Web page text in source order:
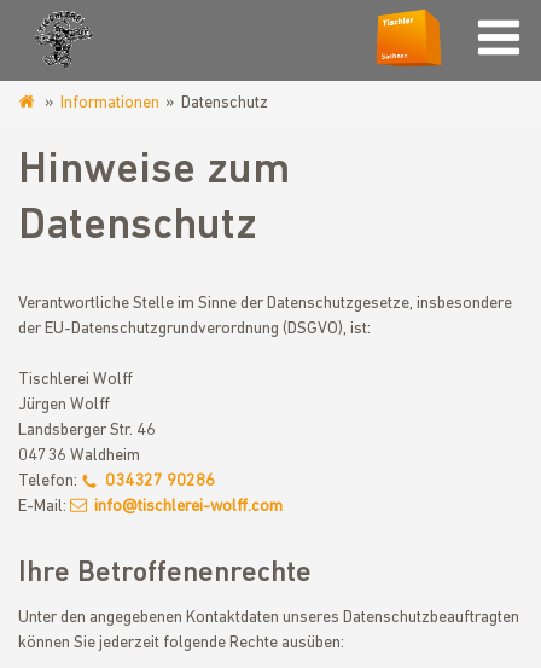
wolff.de
Informationen Datenschutz
Hinweise zum
Datenschutz
Verantwortliche Stelle im Sinne der Datenschutzgesetze, insbesondere
der EU-Datenschutzgrundverordnung (DSGVO), ist:
Tischlerei Wolff
Jürgen Wolff
Landsberger Str. 46
04736 Waldheim
Telefon:
034327 90286
E-Mail:
info@tischlerei-wolff.com
Ihre Betroffenenrechte
Unter den angegebenen Kontaktdaten unseres Datenschutzbeauftragten
können Sie jederzeit folgende Rechte ausüben: